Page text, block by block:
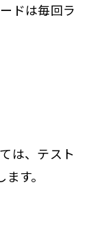
ドは毎回ラ
は、テスト
す。